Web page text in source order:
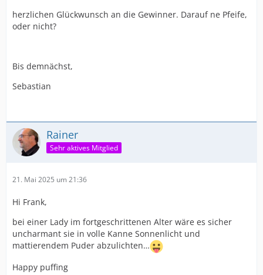
herzlichen Glückwunsch an die Gewinner. Darauf ne Pfeife,
oder nicht?
Bis demnächst,
Sebastian
Rainer
Sehr aktives Mitglied
21. Mai 2025 um 21:36
Hi Frank,
bei einer Lady im fortgeschrittenen Alter wäre es sicher
uncharmant sie in volle Kanne Sonnenlicht und
mattierendem Puder abzulichten…
Happy puffing